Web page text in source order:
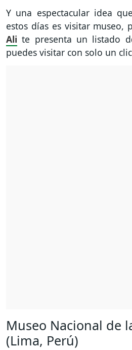
Y una espectacular idea
estos días es visitar museo,
Ali te presenta un listado
puedes visitar con solo un
Museo Nacional de
(Lima, Perú)